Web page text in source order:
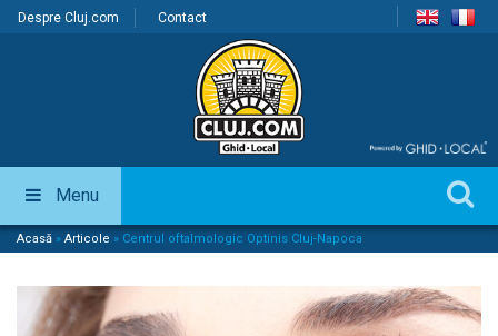
Despre Cluj.com Contact
Menu
Acasă » Articole » Centrul oftalmologic Optinis Cluj-Napoca